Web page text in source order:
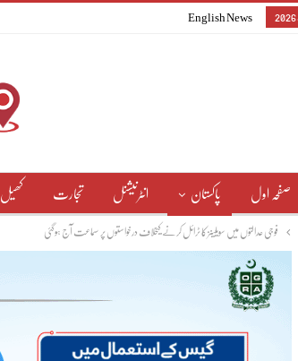
English News
صفحہ اول پاکستان انٹرنیشنل تجارت کھیل
فوجی عدالتوں میں سویلینز کا ٹرائل کرنے کیخلاف درخواستوں پر سماعت آج ہوگئی